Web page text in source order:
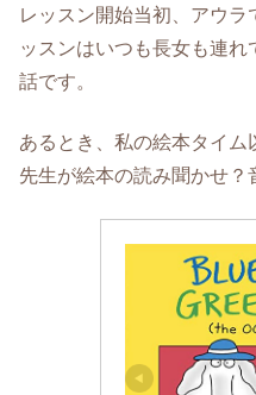
レッスン開始当初、アウ
ッスンはいつも長女も連
話です。
あるとき、私の絵本タイム
先生が絵本の読み聞かせ？